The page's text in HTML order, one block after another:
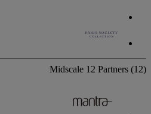
Midscale 12 Partners (12)